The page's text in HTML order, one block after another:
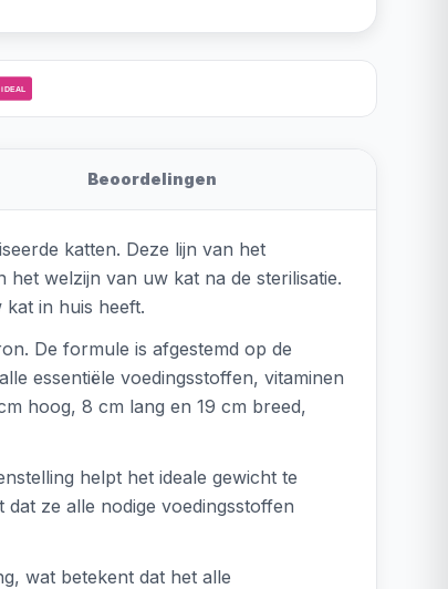
iDEAL
Beoordelingen
katten. Deze lijn van het
welzijn van uw kat na de sterilisatie.
kat in huis heeft.
De formule is afgestemd op de
essentiële voedingsstoffen, vitaminen
hoog, 8 cm lang en 19 cm breed,
helpt het ideale gewicht te
ze alle nodige voedingsstoffen
wat betekent dat het alle